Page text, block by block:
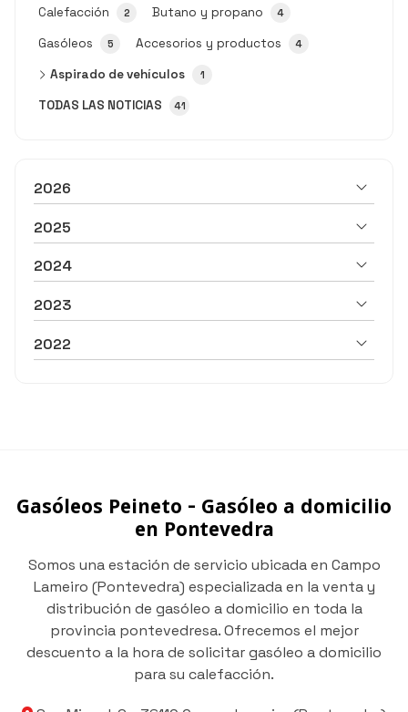
TODAS LAS NOTICIAS 41
Calefacción 2 Butano y propano 4
Gasóleos 5 Accesorios y productos 4
Aspirado de vehículos 1
2026
2025
2024
2023
2022
Gasóleos Peineto - Gasóleo a domicilio
en Pontevedra
Somos una estación de servicio ubicada en Campo
Lameiro (Pontevedra) especializada en la venta y
distribución de gasóleo a domicilio en toda la
provincia pontevedresa. Ofrecemos el mejor
descuento a la hora de solicitar gasóleo a domicilio
para su calefacción.